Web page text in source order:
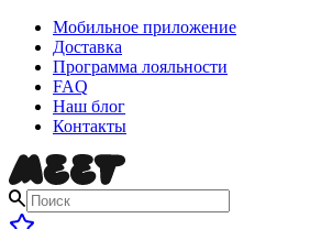
Мобильное приложение
Доставка
Программа лояльности
FAQ
Наш блог
Контакты